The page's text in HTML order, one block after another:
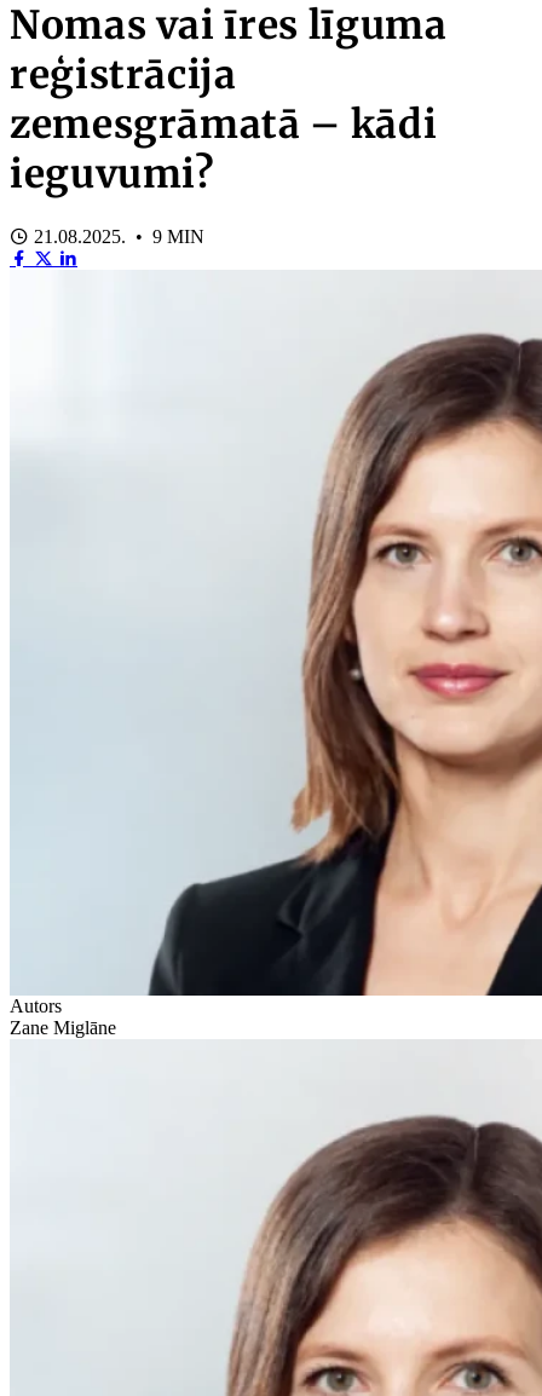
Nomas vai īres līguma
reģistrācija
zemesgrāmatā – kādi
ieguvumi?
21.08.2025. • 9 MIN
Autors
Zane Miglāne